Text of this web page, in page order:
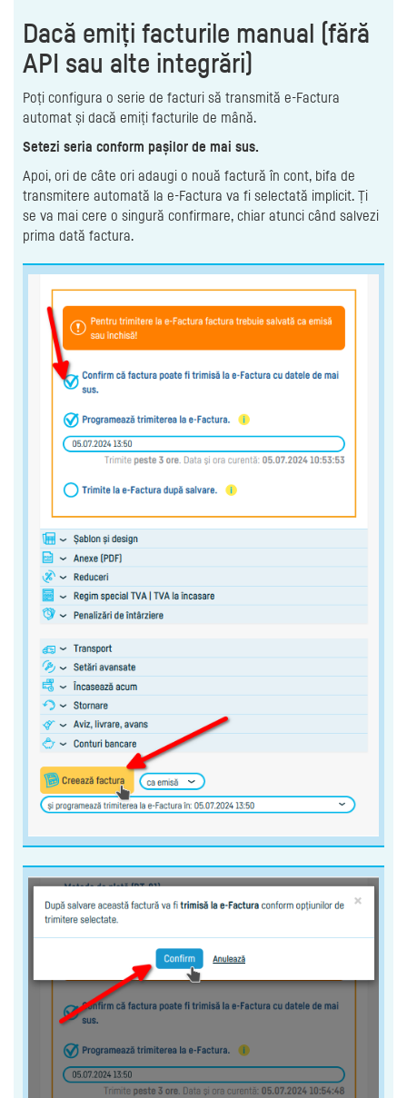
Dacă emiți facturile manual (fără
API sau alte integrări)
Poți configura o serie de facturi să transmită e-Factura
automat și dacă emiți facturile de mână.
Setezi seria conform pașilor de mai sus.
Apoi, ori de câte ori adaugi o nouă factură în cont, bifa de
transmitere automată la e-Factura va fi selectată implicit. Ți
se va mai cere o singură confirmare, chiar atunci când salvezi
prima dată factura.